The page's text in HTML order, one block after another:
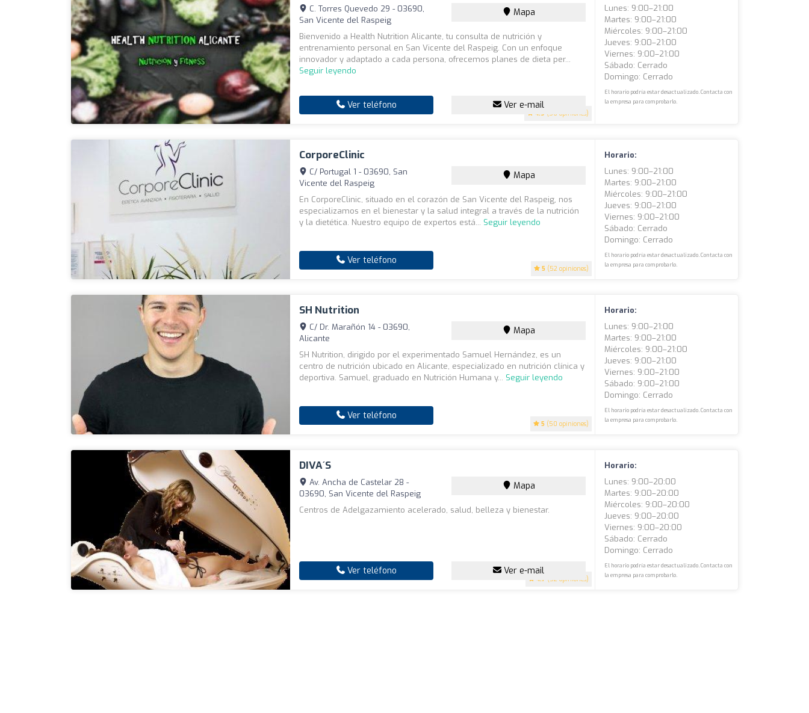
4.9 (56 opiniones)
C. Torres Quevedo 29 - 03690,
San Vicente del Raspeig
Mapa
Bienvenido a Health Nutrition Alicante, tu consulta de nutrición y
entrenamiento personal en San Vicente del Raspeig. Con un enfoque
innovador y adaptado a cada persona, ofrecemos planes de dieta per...
Seguir leyendo
Ver teléfono Ver e-mail
Lunes: 9:00–21:00
Martes: 9:00–21:00
Miércoles: 9:00–21:00
Jueves: 9:00–21:00
Viernes: 9:00–21:00
Sábado: Cerrado
Domingo: Cerrado
El horario podría estar desactualizado. Contacta con
la empresa para comprobarlo.
CorporeClinic
5 (52 opiniones)
C/ Portugal 1 - 03690, San
Vicente del Raspeig
Mapa
En CorporeClinic, situado en el corazón de San Vicente del Raspeig, nos
especializamos en el bienestar y la salud integral a través de la nutrición
y la dietética. Nuestro equipo de expertos está... Seguir leyendo
Ver teléfono
Horario:
Lunes: 9:00–21:00
Martes: 9:00–21:00
Miércoles: 9:00–21:00
Jueves: 9:00–21:00
Viernes: 9:00–21:00
Sábado: Cerrado
Domingo: Cerrado
El horario podría estar desactualizado. Contacta con
la empresa para comprobarlo.
SH Nutrition
5 (50 opiniones)
C/ Dr. Marañón 14 - 03690,
Alicante
Mapa
SH Nutrition, dirigido por el experimentado Samuel Hernández, es un
centro de nutrición ubicado en Alicante, especializado en nutrición clínica y
deportiva. Samuel, graduado en Nutrición Humana y... Seguir leyendo
Ver teléfono
Horario:
Lunes: 9:00–21:00
Martes: 9:00–21:00
Miércoles: 9:00–21:00
Jueves: 9:00–21:00
Viernes: 9:00–21:00
Sábado: 9:00–21:00
Domingo: Cerrado
El horario podría estar desactualizado. Contacta con
la empresa para comprobarlo.
DIVA´S
4.7 (52 opiniones)
Av. Ancha de Castelar 28 -
03690, San Vicente del Raspeig
Mapa
Centros de Adelgazamiento acelerado, salud, belleza y bienestar.
Ver teléfono Ver e-mail
Horario:
Lunes: 9:00–20:00
Martes: 9:00–20:00
Miércoles: 9:00–20:00
Jueves: 9:00–20:00
Viernes: 9:00–20:00
Sábado: Cerrado
Domingo: Cerrado
El horario podría estar desactualizado. Contacta con
la empresa para comprobarlo.